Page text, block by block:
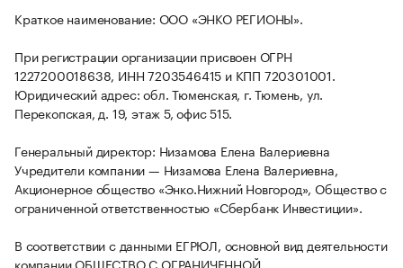
Краткое наименование: ООО «ЭНКО РЕГИОНЫ».
При регистрации организации присвоен ОГРН
1227200018638, ИНН 7203546415 и КПП 720301001.
Юридический адрес: обл. Тюменская, г. Тюмень, ул.
Перекопская, д. 19, этаж 5, офис 515.
Генеральный директор: Низамова Елена Валериевна
Учредители компании — Низамова Елена Валериевна,
Акционерное общество «Энко.Нижний Новгород», Общество с
ограниченной ответственностью «Сбербанк Инвестиции».
В соответствии с данными ЕГРЮЛ, основной вид деятельности
компании ОБЩЕСТВО С ОГРАНИЧЕННОЙ